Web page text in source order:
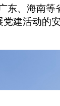
东、海南
建活动的